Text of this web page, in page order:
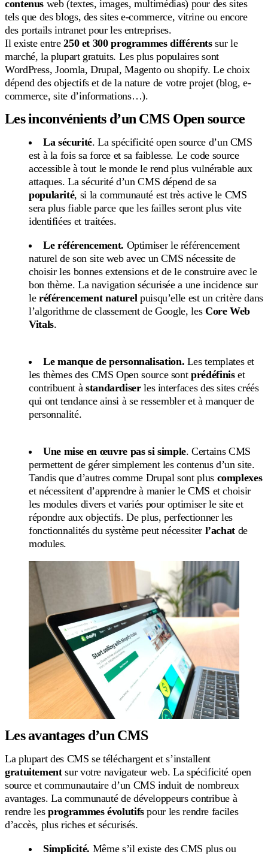
contenus web (textes, images, multimédias) pour des sites
tels que des blogs, des sites e-commerce, vitrine ou encore
des portails intranet pour les entreprises.
Il existe entre250 et 300 programmes différentssur le
marché, la plupart gratuits. Les plus populaires sont
WordPress, Joomla, Drupal, Magento ou shopify. Le choix
dépend des objectifs et de la nature de votre projet (blog, e-
commerce, site d’informations…).
Les inconvénients d’un CMS Open source
La sécurité. La spécificité open source d’un CMS
est à la fois sa force et sa faiblesse. Le code source
accessible à tout le monde le rend plus vulnérable aux
attaques. La sécurité d’un CMS dépend de sa
popularité, si la communauté est très active le CMS
sera plus fiable parce que les failles seront plus vite
identifiées et traitées.
Le référencement. Optimiser le référencement
naturel de son site web avec un CMS nécessite de
choisir les bonnes extensions et de le construire avec le
bon thème. La navigation sécurisée a une incidence sur
le référencement naturelpuisqu’elle est un critère dans
l’algorithme de classement de Google, les Core Web
Vitals.
Le manque de personnalisation. Les templates et
les thèmes des CMS Open source sontprédéfiniset
contribuent à standardiserles interfaces des sites créés
qui ont tendance ainsi à se ressembler et à manquer de
personnalité.
Une mise en œuvre pas si simple. Certains CMS
permettent de gérer simplement les contenus d’un site.
Tandis que d’autres comme Drupal sont plus complexes
et nécessitent d’apprendre à manier le CMS et choisir
les modules divers et variés pour optimiser le site et
répondre aux objectifs. De plus, perfectionner les
fonctionnalités du système peut nécessiter l’achat de
modules.
Les avantages d’un CMS
La plupart des CMS se téléchargent et s’installent
gratuitementsur votre navigateur web. La spécificité open
source et communautaire d’un CMS induit de nombreux
avantages. La communauté de développeurs contribue à
rendre lesprogrammes évolutifspour les rendre faciles
d’accès, plus riches et sécurisés.
Simplicité. Même s’il existe des CMS plus ou